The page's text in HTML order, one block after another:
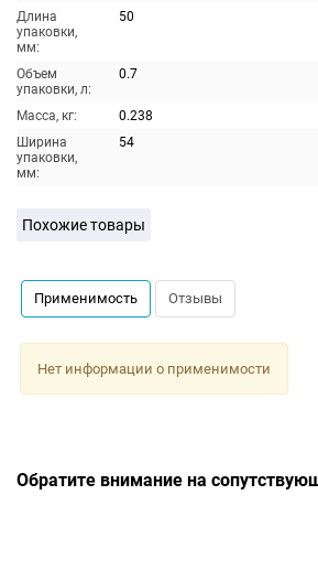
Длина
упаковки,
мм:
50
Объем
упаковки, л:
0.7
Масса, кг:
0.238
Ширина
упаковки,
мм:
54
Похожие товары
Применимость Отзывы
Нет информации о применимости
Обратите внимание на